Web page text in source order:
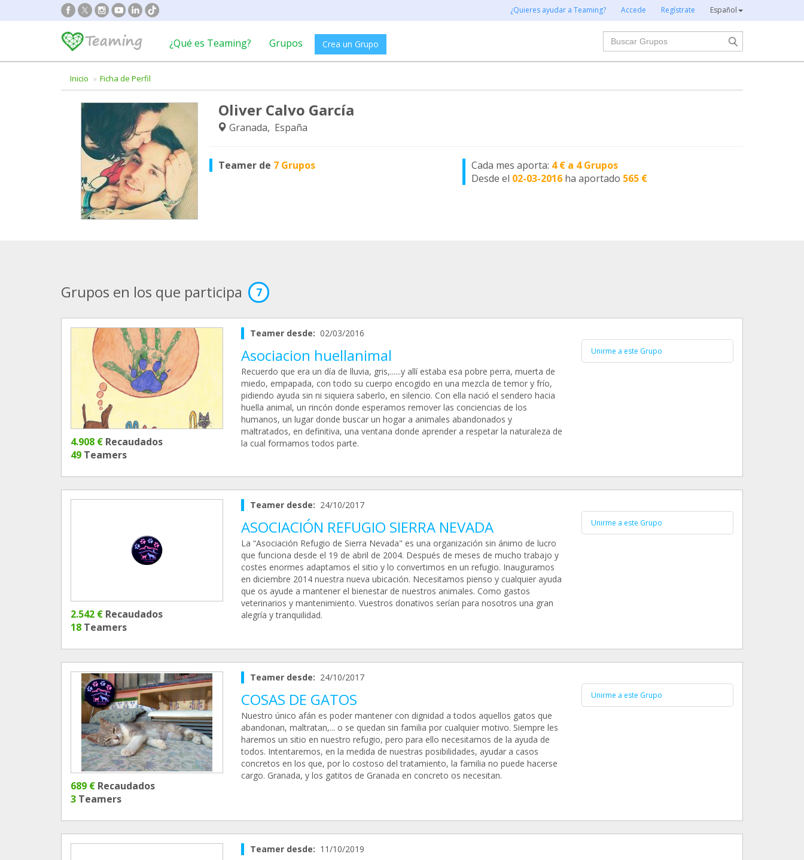
¿Quieres ayudar a Teaming? Accede Regístrate Español
¿Qué es Teaming? Grupos Crea un Grupo
Buscar
Inicio Ficha de Perfil
Oliver Calvo García
Granada, España
Teamer de 7 Grupos Cada mes aporta: 4 € a 4 Grupos
Desde el 02-03-2016 ha aportado 565 €
Grupos en los que participa 7
4.908 € Recaudados
49 Teamers
Teamer desde: 02/03/2016
Asociacion huellanimal
Recuerdo que era un día de lluvia, gris,......y allí estaba esa pobre perra, muerta de
miedo, empapada, con todo su cuerpo encogido en una mezcla de temor y frío,
pidiendo ayuda sin ni siquiera saberlo, en silencio. Con ella nació el sendero hacia
huella animal, un rincón donde esperamos remover las conciencias de los
humanos, un lugar donde buscar un hogar a animales abandonados y
maltratados, en definitiva, una ventana donde aprender a respetar la naturaleza de
la cual formamos todos parte.
Unirme a este Grupo
2.542 € Recaudados
18 Teamers
Teamer desde: 24/10/2017
ASOCIACIÓN REFUGIO SIERRA NEVADA
La “Asociación Refugio de Sierra Nevada" es una organización sin ánimo de lucro
que funciona desde el 19 de abril de 2004. Después de meses de mucho trabajo y
costes enormes adaptamos el sitio y lo convertimos en un refugio. Inauguramos
en diciembre 2014 nuestra nueva ubicación. Necesitamos pienso y cualquier ayuda
que os ayude a mantener el bienestar de nuestros animales. Como gastos
veterinarios y mantenimiento. Vuestros donativos serían para nosotros una gran
alegría y tranquilidad.
Unirme a este Grupo
689 € Recaudados
3 Teamers
Teamer desde: 24/10/2017
COSAS DE GATOS
Nuestro único afán es poder mantener con dignidad a todos aquellos gatos que
abandonan, maltratan,... o se quedan sin familia por cualquier motivo. Siempre les
haremos un sitio en nuestro refugio, pero para ello necesitamos de la ayuda de
todos. Intentaremos, en la medida de nuestras posibilidades, ayudar a casos
concretos en los que, por lo costoso del tratamiento, la familia no puede hacerse
cargo. Granada, y los gatitos de Granada en concreto os necesitan.
Unirme a este Grupo
Teamer desde: 11/10/2019